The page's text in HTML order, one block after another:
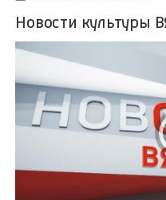
Новости культуры